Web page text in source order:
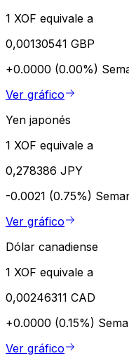
1 XOF equivale a
0,00130541 GBP
+0.0000 (0.00%)
Ver gráfico
Yen japonés
1 XOF equivale a
0,278386 JPY
-0.0021 (0.75%)
Ver gráfico
Dólar canadiense
1 XOF equivale a
0,00246311 CAD
+0.0000 (0.15%)
Ver gráfico